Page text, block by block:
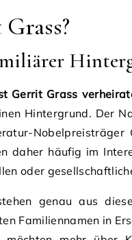
Gerrit Grass
Hintergrund. Der
Nobelpreisträger
daher häufig im
oder
genau aus
Familiennamen in